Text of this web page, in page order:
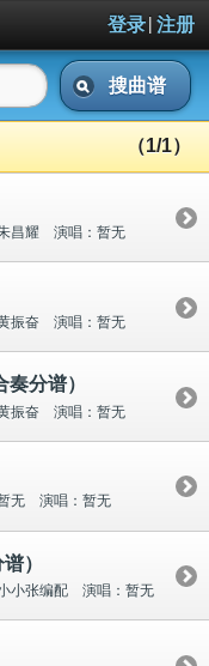
登录| 注册
搜曲谱
（1/1）
昌耀 演唱：暂无
振奋 演唱：暂无
分谱）
振奋 演唱：暂无
无 演唱：暂无
）
小张编配 演唱：暂无